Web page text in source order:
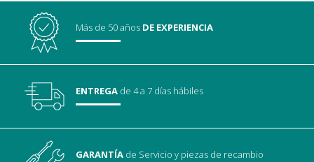
Más de 50 años DE EXPERIENCIA
ENTREGA de 4 a 7 días hábiles
GARANTÍA de Servicioy piezas de recambio